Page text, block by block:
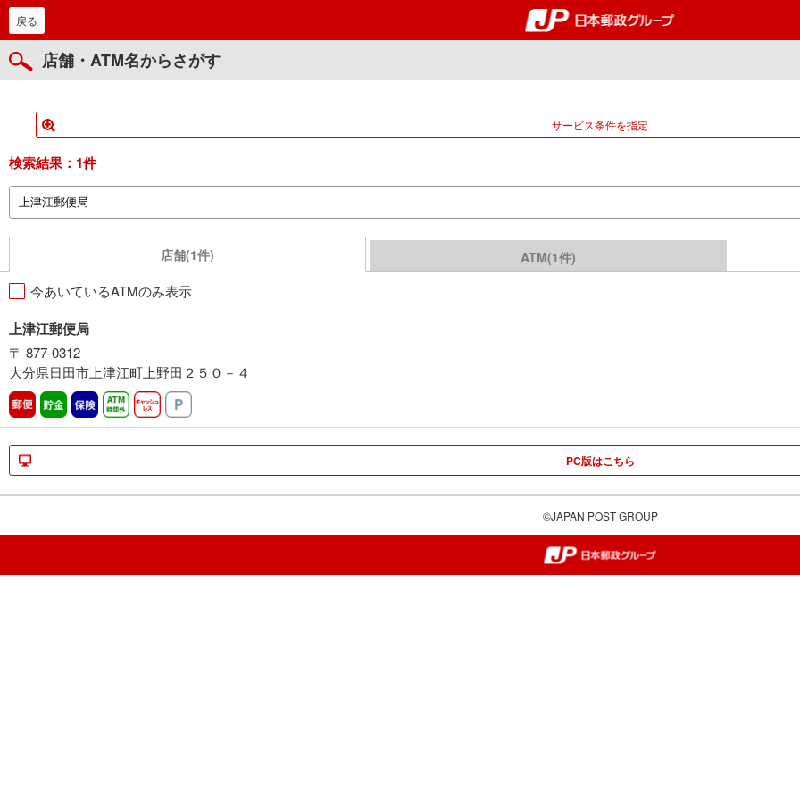
郵便局・日本郵政グループ
戻る
店舗・ATM名からさがす
サービス条件を指定
検索結果： 1件
店舗(1件) ATM(1件)
今あいているATMのみ表示
上津江郵便局
〒 877-0312
大分県日田市上津江町上野田２５０－４
郵便 貯金 保険 ATM時間外キャッシュレス
PC版はこちら
©JAPAN POST GROUP